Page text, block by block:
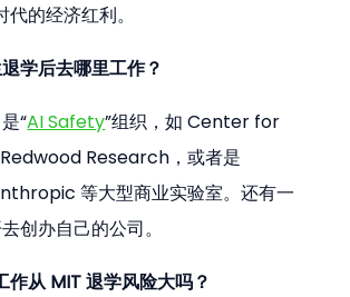
的经济红利。
学后去哪里工作？
“AI Safety”组织，如 Center for
Research，或者是
等大型商业实验室。还有一
创办自己的公司。
作从 MIT 退学风险大吗？